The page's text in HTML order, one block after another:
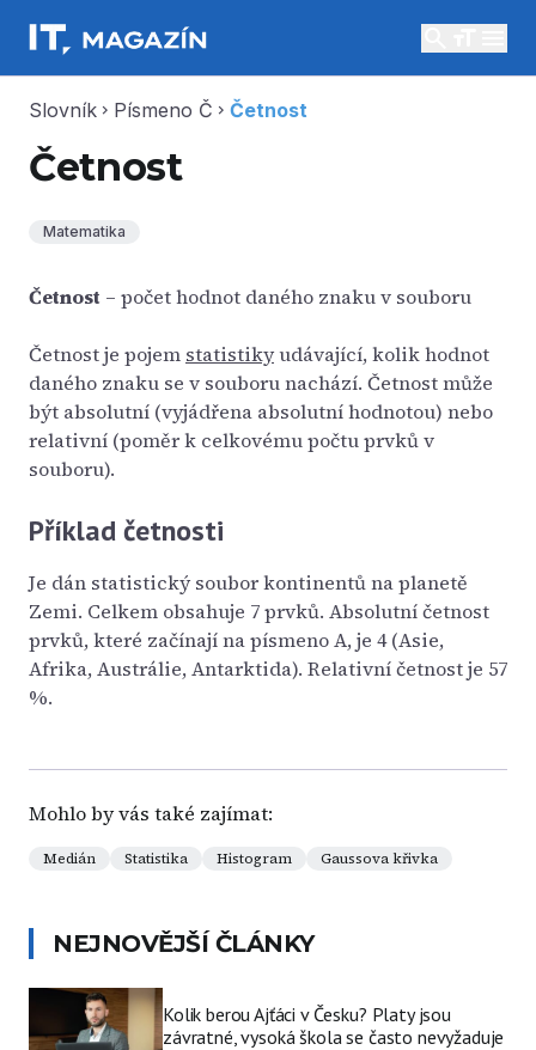
Slovník chevron_right Písmeno Č chevron_right Četnost
Četnost
Matematika
Četnost – počet hodnot daného znaku v souboru
Četnost je pojem statistikyudávající, kolik hodnot
daného znaku se v souboru nachází. Četnost může
být absolutní (vyjádřena absolutní hodnotou) nebo
relativní (poměr k celkovému počtu prvků v
souboru).
Příklad četnosti
Je dán statistický soubor kontinentů na planetě
Zemi. Celkem obsahuje 7 prvků. Absolutní četnost
prvků, které začínají na písmeno A, je 4 (Asie,
Afrika, Austrálie, Antarktida). Relativní četnost je 57
%.
Mohlo by vás také zajímat:
Medián Statistika Histogram Gaussova křivka
NEJNOVĚJŠÍ ČLÁNKY
Kolik berou Ajťáci v Česku? Platy jsou
závratné, vysoká škola se často nevyžaduje